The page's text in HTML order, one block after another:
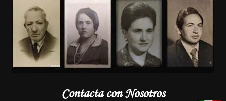
Contacta con Nosotros